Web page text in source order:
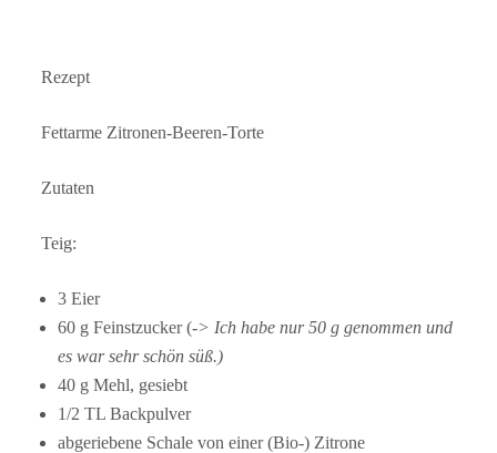
Rezept
Fettarme Zitronen-Beeren-Torte
Zutaten
Teig:
3 Eier
60 g Feinstzucker (-> Ich habe nur 50 g genommen und
es war sehr schön süß.)
40 g Mehl, gesiebt
1/2 TL Backpulver
abgeriebene Schale von einer (Bio-) Zitrone